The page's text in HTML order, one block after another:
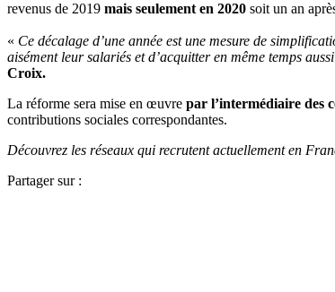
revenus de 2019 mais seulement en 2020 soit un an
« Ce décalage d’une année est une mesure de
aisément leur salariés et d’acquitter en même temps
Croix.
La réforme sera mise en œuvre par l’intermédiaire des
contributions sociales correspondantes.
Découvrez les réseaux qui recrutent actuellement en
Partager sur :